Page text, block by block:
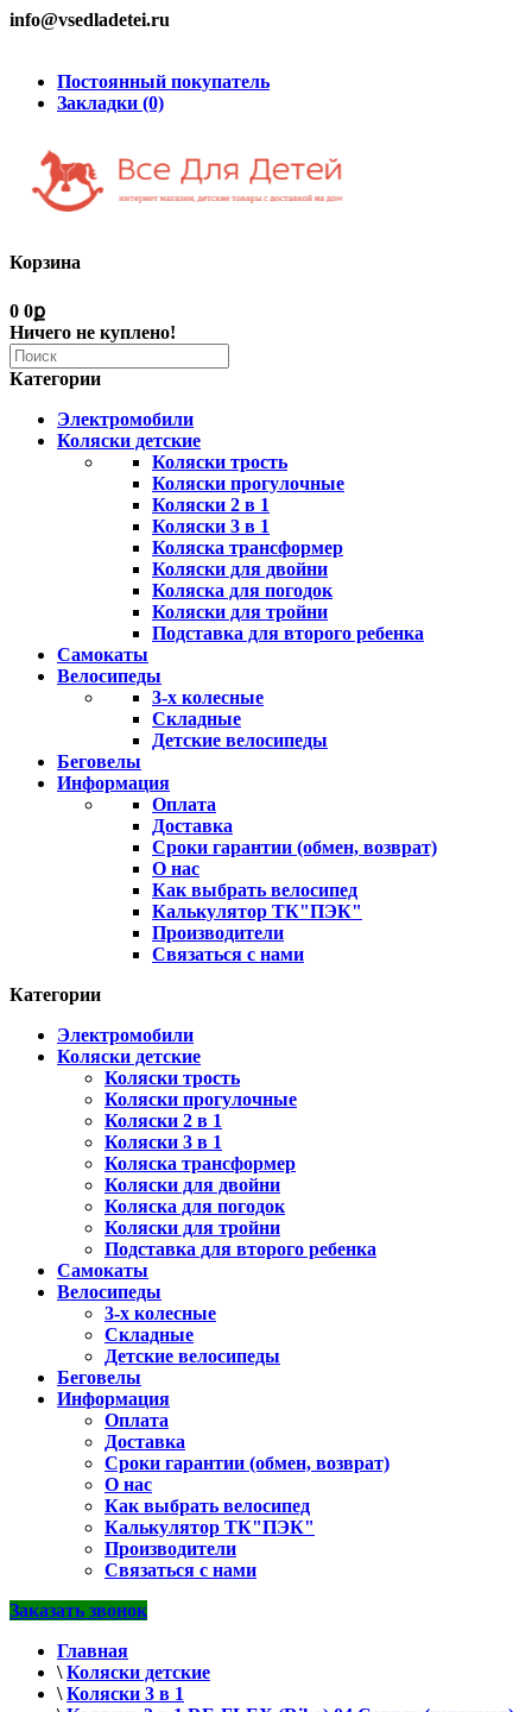
info@vsedladetei.ru
Постоянный покупатель
Закладки (0)
Корзина
0 0ք
Ничего не куплено!
Категории
Электромобили
Коляски детские
Коляски трость
Коляски прогулочные
Коляски 2 в 1
Коляски 3 в 1
Коляска трансформер
Коляски для двойни
Коляска для погодок
Коляски для тройни
Подставка для второго ребенка
Самокаты
Велосипеды
3-х колесные
Складные
Детские велосипеды
Беговелы
Информация
Оплата
Доставка
Сроки гарантии (обмен, возврат)
О нас
Как выбрать велосипед
Калькулятор ТК"ПЭК"
Производители
Связаться с нами
Категории
Электромобили
Коляски детские
Коляски трость
Коляски прогулочные
Коляски 2 в 1
Коляски 3 в 1
Коляска трансформер
Коляски для двойни
Коляска для погодок
Коляски для тройни
Подставка для второго ребенка
Самокаты
Велосипеды
3-х колесные
Складные
Детские велосипеды
Беговелы
Информация
Оплата
Доставка
Сроки гарантии (обмен, возврат)
О нас
Как выбрать велосипед
Калькулятор ТК"ПЭК"
Производители
Связаться с нами
Заказать звонок
Главная
\Коляски детские
\Коляски 3 в 1